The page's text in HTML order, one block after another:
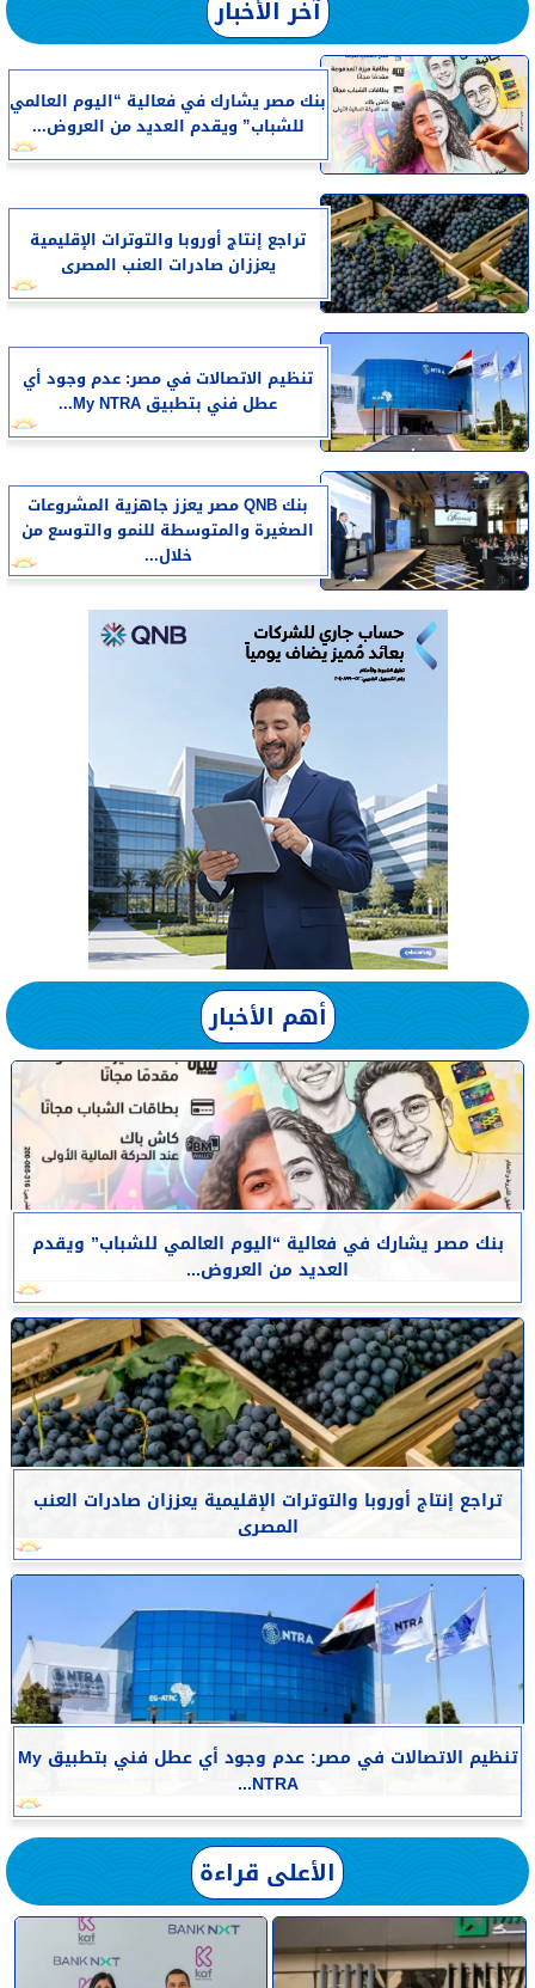
آخر الأخبار
بنك مصر يشارك في فعالية “اليوم العالمي
للشباب” ويقدم العديد من العروض...
تراجع إنتاج أوروبا والتوترات الإقليمية
يعززان صادرات العنب المصرى
تنظيم الاتصالات في مصر: عدم وجود أي
عطل فني بتطبيق My NTRA...
بنك QNB مصر يعزز جاهزية المشروعات
الصغيرة والمتوسطة للنمو والتوسع من
خلال...
أهم الأخبار
بنك مصر يشارك في فعالية “اليوم العالمي للشباب” ويقدم
العديد من العروض...
تراجع إنتاج أوروبا والتوترات الإقليمية يعززان صادرات العنب
المصرى
تنظيم الاتصالات في مصر: عدم وجود أي عطل فني بتطبيق My
NTRA...
الأعلى قراءة